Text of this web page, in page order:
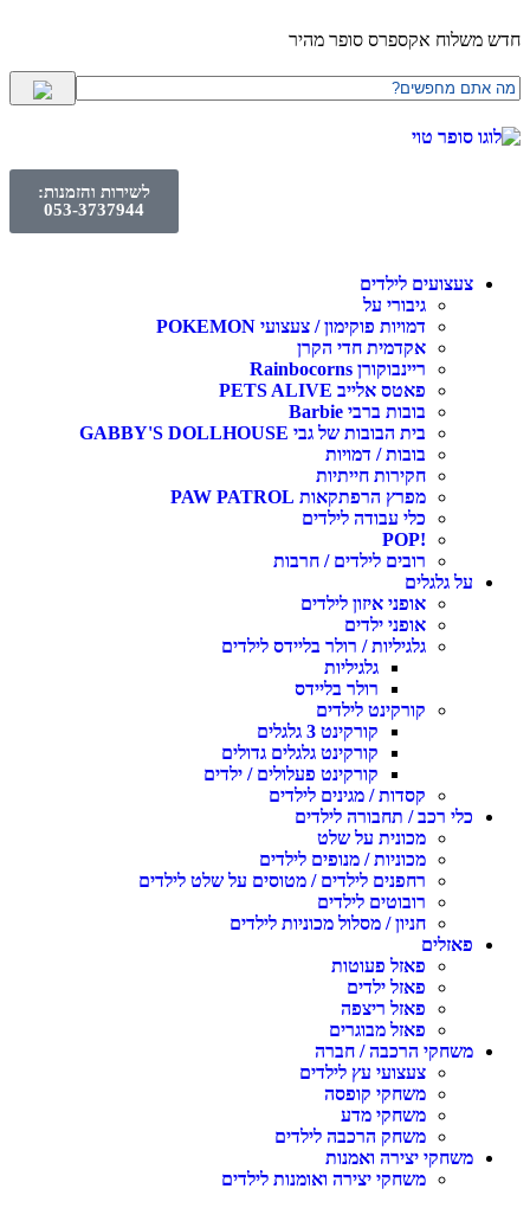
חדש משלוח אקספרס סופר מהיר
לשירות והזמנות:
053-3737944
צעצועים לילדים
גיבורי על
דמויות פוקימון / צעצועי POKEMON
אקדמית חדי הקרן
ריינבוקורן Rainbocorns
פאטס אלייב PETS ALIVE
בובות ברבי Barbie
בית הבובות של גבי GABBY'S DOLLHOUSE
בובות / דמויות
חקירות חייתיות
מפרץ הרפתקאות PAW PATROL
כלי עבודה לילדים
!POP
רובים לילדים / חרבות
על גלגלים
אופני איזון לילדים
אופני ילדים
גלגיליות / רולר בליידס לילדים
גלגיליות
רולר בליידס
קורקינט לילדים
קורקינט 3 גלגלים
קורקינט גלגלים גדולים
קורקינט פעלולים / ילדים
קסדות / מגינים לילדים
כלי רכב / תחבורה לילדים
מכונית על שלט
מכוניות / מנופים לילדים
רחפנים לילדים / מטוסים על שלט לילדים
רובוטים לילדים
חניון / מסלול מכוניות לילדים
פאזלים
פאזל פעוטות
פאזל ילדים
פאזל ריצפה
פאזל מבוגרים
משחקי הרכבה / חברה
צעצועי עץ לילדים
משחקי קופסה
משחקי מדע
משחק הרכבה לילדים
משחקי יצירה ואמנות
משחקי יצירה ואומנות לילדים